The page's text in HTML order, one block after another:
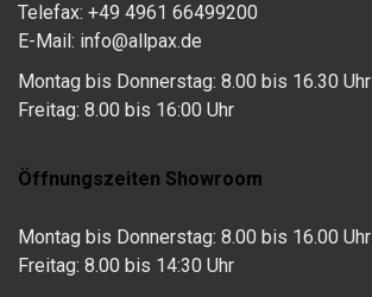
Telefax: +49 4961 66499200
E-Mail: info@allpax.de
Montag bis Donnerstag: 8.00 bis 16.30 Uhr
Freitag: 8.00 bis 16:00 Uhr
Öffnungszeiten Showroom
Montag bis Donnerstag: 8.00 bis 16.00 Uhr
Freitag: 8.00 bis 14:30 Uhr